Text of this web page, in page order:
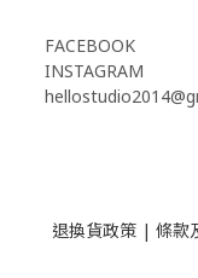
FACEBOOK
INSTAGRAM
退換貨政策| 條款